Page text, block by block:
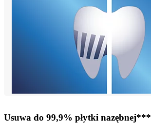
Usuwa do 99,9% płytki nazębnej***